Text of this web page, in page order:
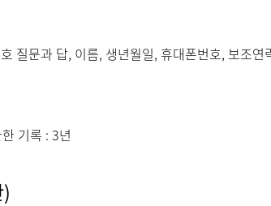
질문과 답, 이름, 생년월일, 휴대폰번호, 보조연
기록 : 3년